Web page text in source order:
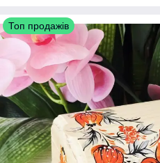
Топ продажів